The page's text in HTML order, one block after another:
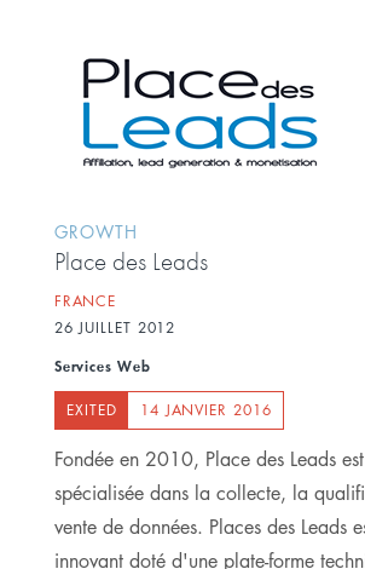
GROWTH
Place des Leads
FRANCE
26 JUILLET 2012
Services Web
EXITED 14 JANVIER 2016
Fondée en 2010, Place des Leads
spécialisée dans la collecte, la
vente de données. Places des Leads
innovant doté d'une plate-forme